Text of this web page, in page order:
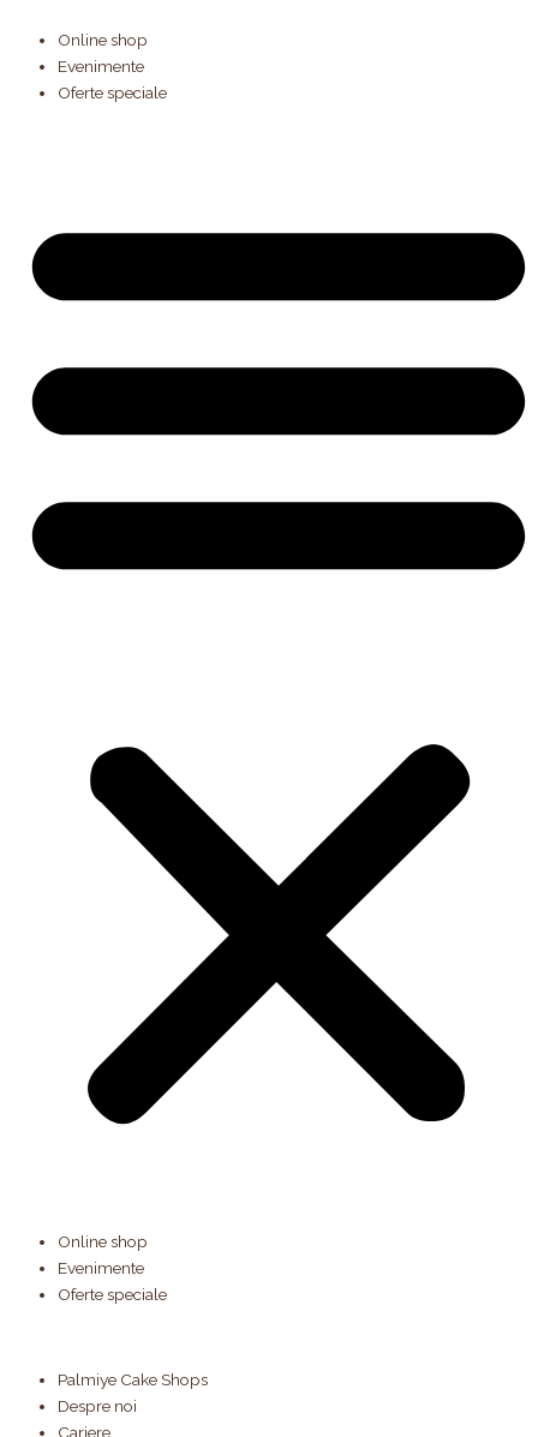
content
Online shop
Evenimente
Oferte speciale
Online shop
Evenimente
Oferte speciale
Palmiye Cake Shops
Despre noi
Cariere
search
Cocoa